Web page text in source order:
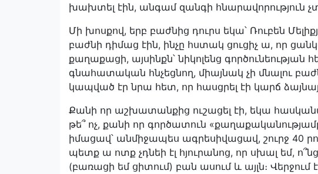
խախտել էին, անգամ զանգի հնարավորություն
Մի խոսքով, երբ բաժնից դուրս եկա՝ Ռուբեն
բաժնի դիմաց էին, ինչը հստակ ցուցիչ ա, որ
քաղաքացի, այսինքն՝ նիկոլենց
գնահատական հնչեցնող, միայնակ չի մնալու
կապված էր նրա հետ, որ հասցրել էի կարճ
Քանի որ աշխատանքից ուշացել էի, եկա
թե՞ ոչ, քանի որ գործատուն
իմացավ՝ անմիջապես ագրեսիվացավ, շուրջ 40
պետք ա ոտք չդնեի էլ հյուրանոց, որ սխալ եմ,
(բառացի եմ ցիտում) բան ասում և այլն։ Վերջում